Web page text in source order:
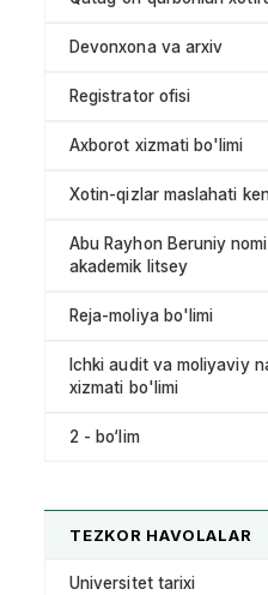
Devonxona va arxiv
Registrator ofisi
Axborot xizmati bo'limi
Xotin-qizlar maslahati
Abu Rayhon Beruniy
akademik litsey
Reja-moliya bo'limi
Ichki audit va moliyaviy
xizmati bo'limi
2 - bo‘lim
TEZKOR HAVOLALAR
Universitet tarixi